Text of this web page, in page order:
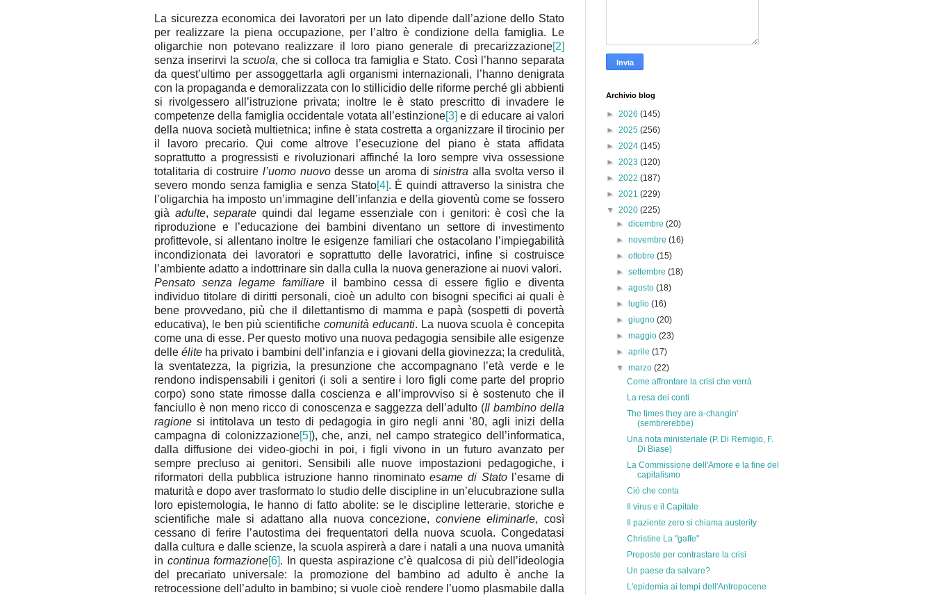
La sicurezza economica dei lavoratori per un lato dipende dall’azione dello Stato
per realizzare la piena occupazione, per l’altro è condizione della famiglia. Le
oligarchie non potevano realizzare il loro piano generale di precarizzazione[2]
senza inserirvi lascuola, che si colloca tra famiglia e Stato. Così l’hanno separata
da quest’ultimo per assoggettarla agli organismi internazionali, l’hanno denigrata
con la propaganda e demoralizzata con lo stillicidio delle riforme perché gli abbienti
si rivolgessero all’istruzione privata; inoltre le è stato prescritto di invadere le
competenze della famiglia occidentale votata all’estinzione[3] e di educare ai valori
della nuova società multietnica; infine è stata costretta a organizzare il tirocinio per
il lavoro precario. Qui come altrove l’esecuzione del piano è stata affidata
soprattutto a progressisti e rivoluzionari affinché la loro sempre viva ossessione
totalitaria di costruirel’uomo nuovodesse un aroma disinistra alla svolta verso il
severo mondo senza famiglia e senza Stato[4]. È quindi attraverso la sinistra che
l’oligarchia ha imposto un’immagine dell’infanzia e della gioventù come se fossero
già adulte,separate quindi dal legame essenziale con i genitori: è così che la
riproduzione e l’educazione dei bambini diventano un settore di investimento
profittevole, si allentano inoltre le esigenze familiari che ostacolano l’impiegabilità
incondizionata dei lavoratori e soprattutto delle lavoratrici, infine si costruisce
l’ambiente adatto a indottrinare sin dalla culla la nuova generazione ai nuovi valori.
Pensato senza legame familiareil bambino cessa di essere figlio e diventa
individuo titolare di diritti personali, cioè un adulto con bisogni specifici ai quali è
bene provvedano, più che il dilettantismo di mamma e papà (sospetti di povertà
educativa), le ben più scientifichecomunità educanti. La nuova scuola è concepita
come una di esse. Per questo motivo una nuova pedagogia sensibile alle esigenze
delleélite ha privato i bambini dell’infanzia e i giovani della giovinezza; la credulità,
la sventatezza, la pigrizia, la presunzione che accompagnano l’età verde e le
rendono indispensabili i genitori (i soli a sentire i loro figli come parte del proprio
corpo) sono state rimosse dalla coscienza e all’improvviso si è sostenuto che il
fanciullo è non meno ricco di conoscenza e saggezza dell’adulto (Il bambino della
ragione si intitolava un testo di pedagogia in giro negli anni ’80, agli inizi della
campagna di colonizzazione[5]), che, anzi, nel campo strategico dell’informatica,
dalla diffusione dei video-giochi in poi, i figli vivono in un futuro avanzato per
sempre precluso ai genitori. Sensibili alle nuove impostazioni pedagogiche, i
riformatori della pubblica istruzione hanno rinominatoesame di Statol’esame di
maturità e dopo aver trasformato lo studio delle discipline in un’elucubrazione sulla
loro epistemologia, le hanno di fatto abolite: se le discipline letterarie, storiche e
scientifiche male si adattano alla nuova concezione, conviene eliminarle, così
cessano di ferire l’autostima dei frequentatori della nuova scuola. Congedatasi
dalla cultura e dalle scienze, la scuola aspirerà a dare i natali a una nuova umanità
in continua formazione[6]. In questa aspirazione c’è qualcosa di più dell’ideologia
del precariato universale: la promozione del bambino ad adulto è anche la
retrocessione dell’adulto in bambino; si vuole cioè rendere l’uomo plasmabile dalla
Archivio blog
► 2026 (145)
► 2025 (256)
► 2024 (145)
► 2023 (120)
► 2022 (187)
► 2021 (229)
▼ 2020 (225)
►dicembre(20)
►novembre(16)
►ottobre(15)
►settembre(18)
►agosto(18)
►
luglio(16)
►giugno(20)
►maggio(23)
►aprile(17)
▼marzo(22)
Come affrontare la crisi che verrà
La resa dei conti
The times they are a-changin'
(sembrerebbe)
Una nota ministeriale (P. Di Remigio, F.
Di Biase)
La Commissione dell'Amore e la fine del
capitalismo
Ciò che conta
Il virus e il Capitale
Il paziente zero si chiama austerity
Christine La "gaffe"
Proposte per contrastare la crisi
Un paese da salvare?
L'epidemia ai tempi dell'Antropocene